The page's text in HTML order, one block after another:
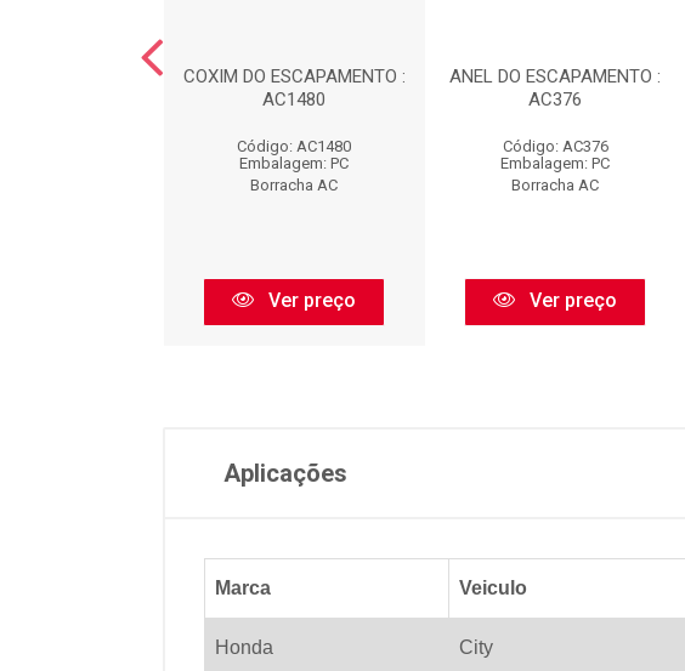
COXIM DO ESCAPAMENTO :
AC1480
Código: AC1480
Embalagem: PC
Borracha AC
Ver preço
ANEL DO ESCAPAMENTO :
AC376
Código: AC376
Embalagem: PC
Borracha AC
Ver preço
Aplicações
Marca Veiculo
Honda City